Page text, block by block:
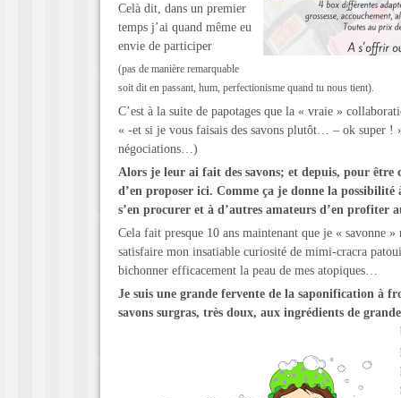
Celà dit, dans un premier
temps j’ai quand même eu
envie de participer
(pas de manière remarquable
soit dit en passant, hum, perfectionisme quand tu nous tient).
C’est à la suite de papotages que la « vraie »
« -et si je vous faisais des savons plutôt… – ok super !
négociations…)
Alors je leur ai fait des savons; et depuis, pour être
d’en proposer ici. Comme ça je donne la possibilité
s’en procurer et à d’autres amateurs d’en profiter
Cela fait presque 10 ans maintenant que je « savonne
satisfaire mon insatiable curiosité de mimi-cracra
bichonner efficacement la peau de mes atopiques…
Je suis une grande fervente de la saponification à
savons surgras, très doux, aux ingrédients de